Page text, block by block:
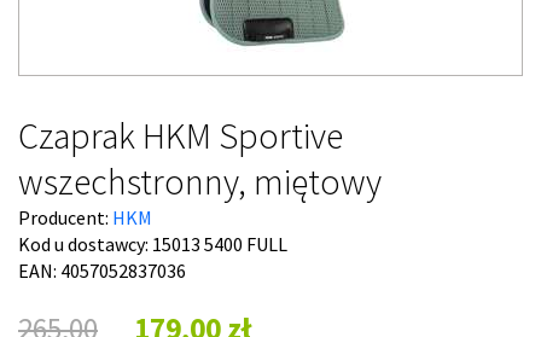
Czaprak HKM Sportive
wszechstronny, miętowy
Producent: HKM
Kod u dostawcy: 15013 5400 FULL
EAN: 4057052837036
265,00
179,00 zł